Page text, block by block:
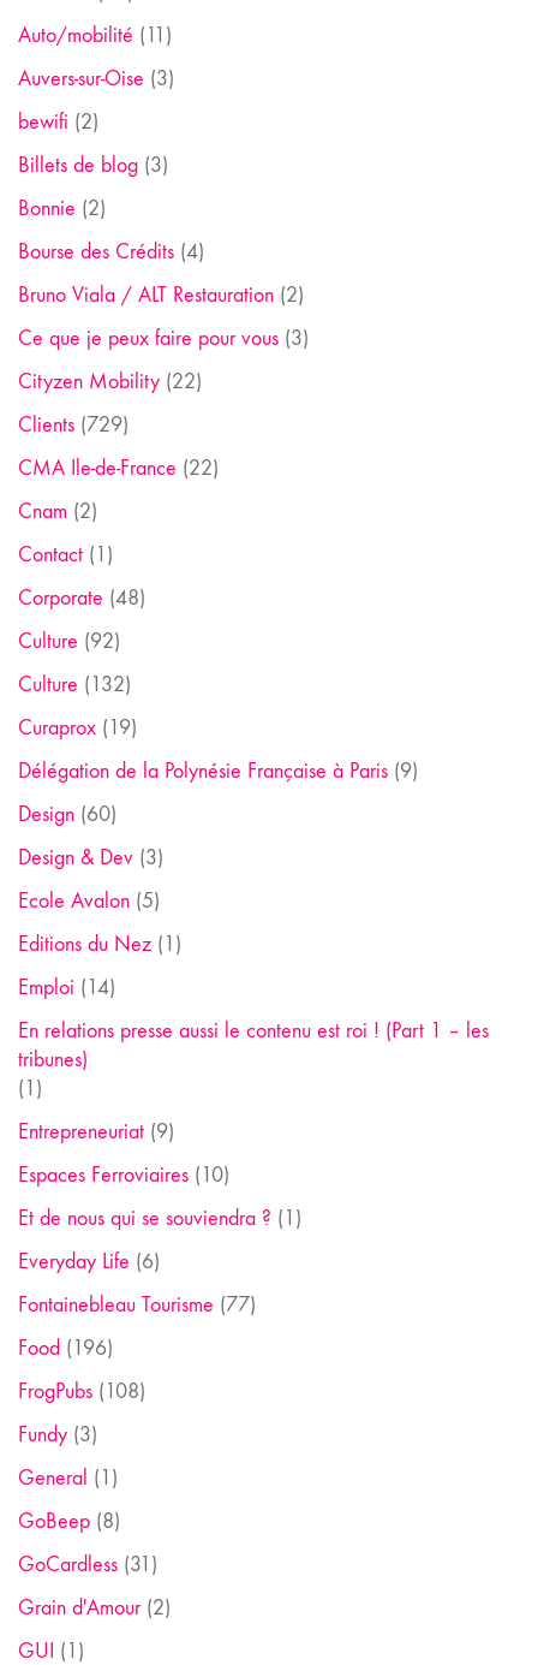
Auto/mobilité (11)
Auvers-sur-Oise (3)
bewifi (2)
Billets de blog (3)
Bonnie (2)
Bourse des Crédits (4)
Bruno Viala / ALT Restauration (2)
Ce que je peux faire pour vous (3)
Cityzen Mobility (22)
Clients (729)
CMA Ile-de-France (22)
Cnam (2)
Contact (1)
Corporate (48)
Culture (92)
Culture (132)
Curaprox (19)
Délégation de la Polynésie Française à Paris (9)
Design (60)
Design & Dev (3)
Ecole Avalon (5)
Editions du Nez (1)
Emploi (14)
En relations presse aussi le contenu est roi ! (Part 1 – les
tribunes)
(1)
Entrepreneuriat (9)
Espaces Ferroviaires (10)
Et de nous qui se souviendra ? (1)
Everyday Life (6)
Fontainebleau Tourisme (77)
Food (196)
FrogPubs (108)
Fundy (3)
General (1)
GoBeep (8)
GoCardless (31)
Grain d'Amour(2)
GUI (1)